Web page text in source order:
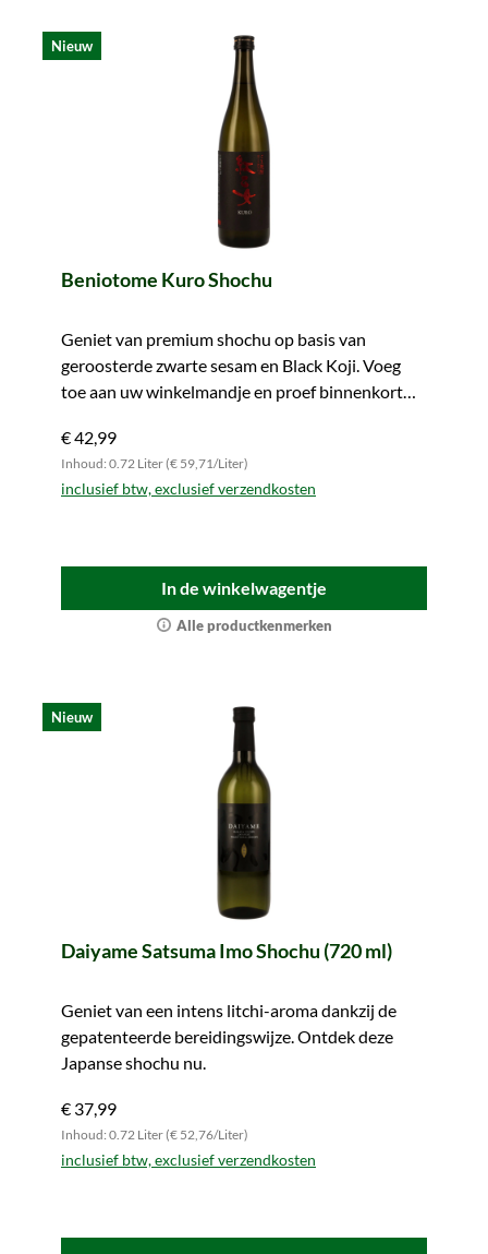
Nieuw
Beniotome Kuro Shochu
Geniet van premium shochu op basis van
geroosterde zwarte sesam en Black Koji. Voeg
toe aan uw winkelmandje en proef binnenkort
€ 42,99
Inhoud: 0.72 Liter (€ 59,71/Liter)
inclusief btw, exclusief verzendkosten
In de winkelwagentje
Alle productkenmerken
Nieuw
Daiyame Satsuma Imo Shochu (720 ml)
Geniet van een intens litchi-aroma dankzij de
gepatenteerde bereidingswijze. Ontdek deze
Japanse shochu nu.
€ 37,99
Inhoud: 0.72 Liter (€ 52,76/Liter)
inclusief btw, exclusief verzendkosten